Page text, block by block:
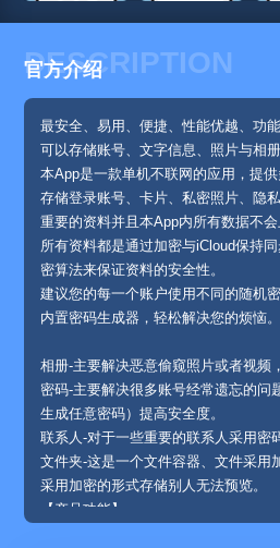
DESCRIPTION
官方介绍
最安全、易用、便捷、性能优越、功
可以存储账号、文字信息、照片与相
本App是一款单机不联网的应用，提
存储登录账号、卡片、私密照片、隐
重要的资料并且本App内所有数据不会
所有资料都是通过加密与iCloud保持
密算法来保证资料的安全性。
建议您的每一个账户使用不同的随机
内置密码生成器，轻松解决您的烦恼。
相册-主要解决恶意偷窥照片或者视频
密码-主要解决很多账号经常遗忘的问
生成任意密码）提高安全度。
联系人-对于一些重要的联系人采用密
文件夹-这是一个文件容器、文件采用
采用加密的形式存储别人无法预览。
【产品功能】